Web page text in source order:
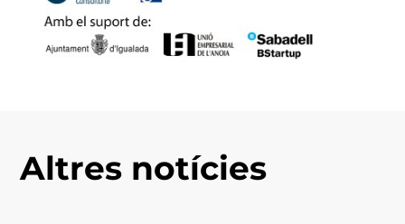
Altres notícies